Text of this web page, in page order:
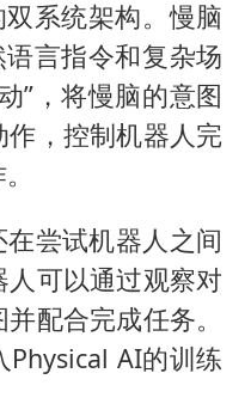
系统架构。慢脑
言指令和复杂场
”，将慢脑的意图
，控制机器人完
尝试机器人之间
可以通过观察对
配合完成任务。
Physical AI的训练